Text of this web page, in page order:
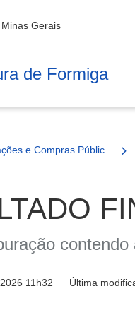
Gerais
de Formiga
e Compras Públicas
11h32 Última